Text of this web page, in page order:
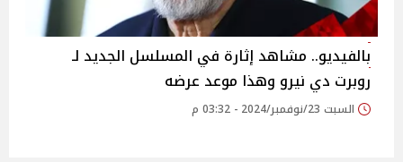
بالفيديو.. مشاهد إثارة في المسلسل الجديد لـ
روبرت دي نيرو وهذا موعد عرضه
السبت 23/نوفمبر/2024 - 03:32 م